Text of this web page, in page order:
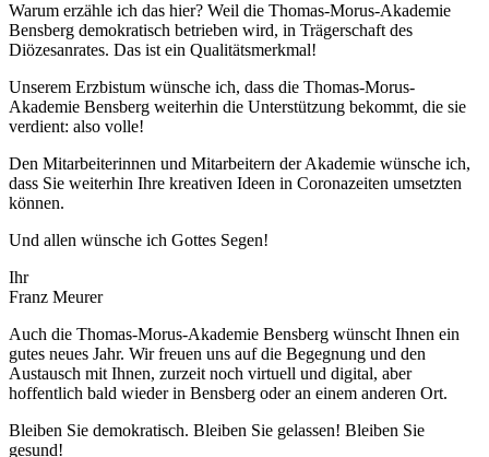
Warum erzähle ich das hier? Weil die Thomas-Morus-Akademie
Bensberg demokratisch betrieben wird, in Trägerschaft des
Diözesanrates. Das ist ein Qualitätsmerkmal!
Unserem Erzbistum wünsche ich, dass die Thomas-Morus-
Akademie Bensberg weiterhin die Unterstützung bekommt, die sie
verdient: also volle!
Den Mitarbeiterinnen und Mitarbeitern der Akademie wünsche ich,
dass Sie weiterhin Ihre kreativen Ideen in Coronazeiten umsetzten
können.
Und allen wünsche ich Gottes Segen!
Ihr
Franz Meurer
Auch die Thomas-Morus-Akademie Bensberg wünscht Ihnen ein
gutes neues Jahr. Wir freuen uns auf die Begegnung und den
Austausch mit Ihnen, zurzeit noch virtuell und digital, aber
hoffentlich bald wieder in Bensberg oder an einem anderen Ort.
Bleiben Sie demokratisch. Bleiben Sie gelassen! Bleiben Sie
gesund!